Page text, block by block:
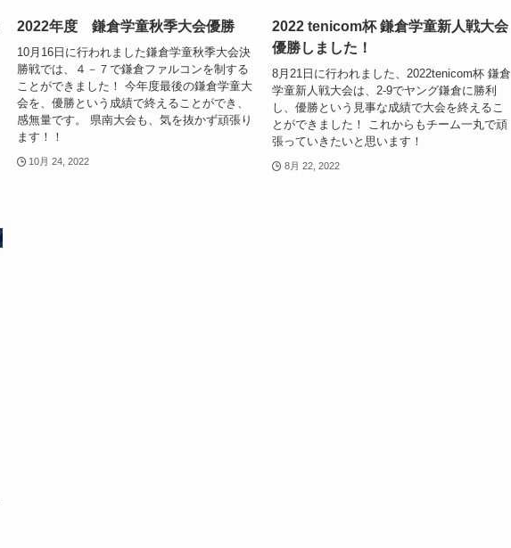
2022年度 鎌倉学童秋季大会優勝
10月16日に行われました鎌倉学童秋季大会決
勝戦では、４－７で鎌倉ファルコンを制する
ことができました！ 今年度最後の鎌倉学童大
会を、優勝という成績で終えることができ、
感無量です。 県南大会も、気を抜かず頑張り
ます！！
10月 24, 2022
2022 tenicom杯 鎌倉学童新人戦大会
優勝しました！
8月21日に行われました、2022tenicom杯 鎌倉
学童新人戦大会は、2-9でヤング鎌倉に勝利
し、優勝という見事な成績で大会を終えるこ
とができました！ これからもチーム一丸で頑
張っていきたいと思います！
8月 22, 2022